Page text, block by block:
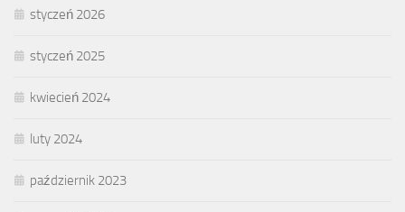
styczeń 2026
styczeń 2025
kwiecień 2024
luty 2024
październik 2023